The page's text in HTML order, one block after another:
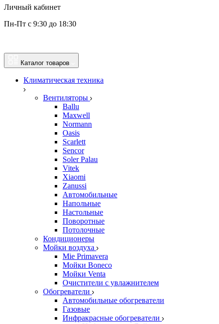
Личный кабинет
Пн-Пт с 9:30 до 18:30
Каталог товаров
Климатическая техника
Вентиляторы
Ballu
Maxwell
Normann
Oasis
Scarlett
Sencor
Soler Palau
Vitek
Xiaomi
Zanussi
Автомобильные
Напольные
Настольные
Поворотные
Потолочные
Кондиционеры
Мойки воздуха
Mie Primavera
Мойки Boneco
Мойки Venta
Очистители с увлажнителем
Обогреватели
Автомобильные обогреватели
Газовые
Инфракрасные обогреватели